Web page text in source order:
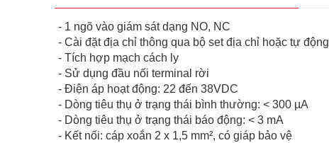
- 1 ngõ vào giám sát dạng NO, NC
- Cài đặt địa chỉ thông qua bộ set địa chỉ hoặc tự động
- Tích hợp mạch cách ly
- Sử dụng đầu nối terminal rời
- Điện áp hoạt động: 22 đến 38VDC
- Dòng tiêu thụ ở trạng thái bình thường: < 300 µA
- Dòng tiêu thụ ở trạng thái báo động: < 3 mA
- Kết nối: cáp xoắn 2 x 1,5 mm², có giáp bảo vệ